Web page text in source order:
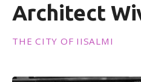
Architect
THE CITY OF IISALMI